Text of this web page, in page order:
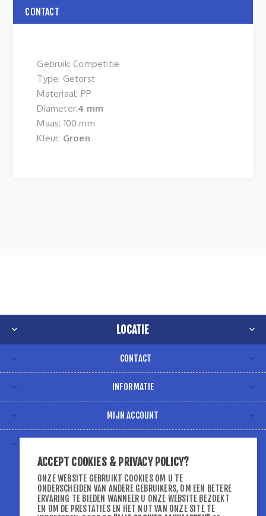
CONTACT
Gebruik: Competitie
Type: Getorst
Materiaal: PP
Diameter:4 mm
Maas: 100 mm
Kleur: Groen
LOCATIE
CONTACT
INFORMATIE
MIJN ACCOUNT
ACCEPT COOKIES & PRIVACY POLICY?
ONZE WEBSITE GEBRUIKT COOKIES OM U TE
ONDERSCHEIDEN VAN ANDERE GEBRUIKERS, OM EEN BETERE
ERVARING TE BIEDEN WANNEER U ONZE WEBSITE BEZOEKT
EN OM DE PRESTATIES EN HET NUT VAN ONZE SITE TE